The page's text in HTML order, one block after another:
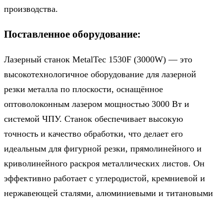
производства.
Поставленное оборудование:
Лазерный станок MetalTec 1530F (3000W) — это
высокотехнологичное оборудование для лазерной
резки металла по плоскости, оснащённое
оптоволоконным лазером мощностью 3000 Вт и
системой ЧПУ. Станок обеспечивает высокую
точность и качество обработки, что делает его
идеальным для фигурной резки, прямолинейного и
криволинейного раскроя металлических листов. Он
эффективно работает с углеродистой, кремниевой и
нержавеющей сталями, алюминиевыми и титановыми